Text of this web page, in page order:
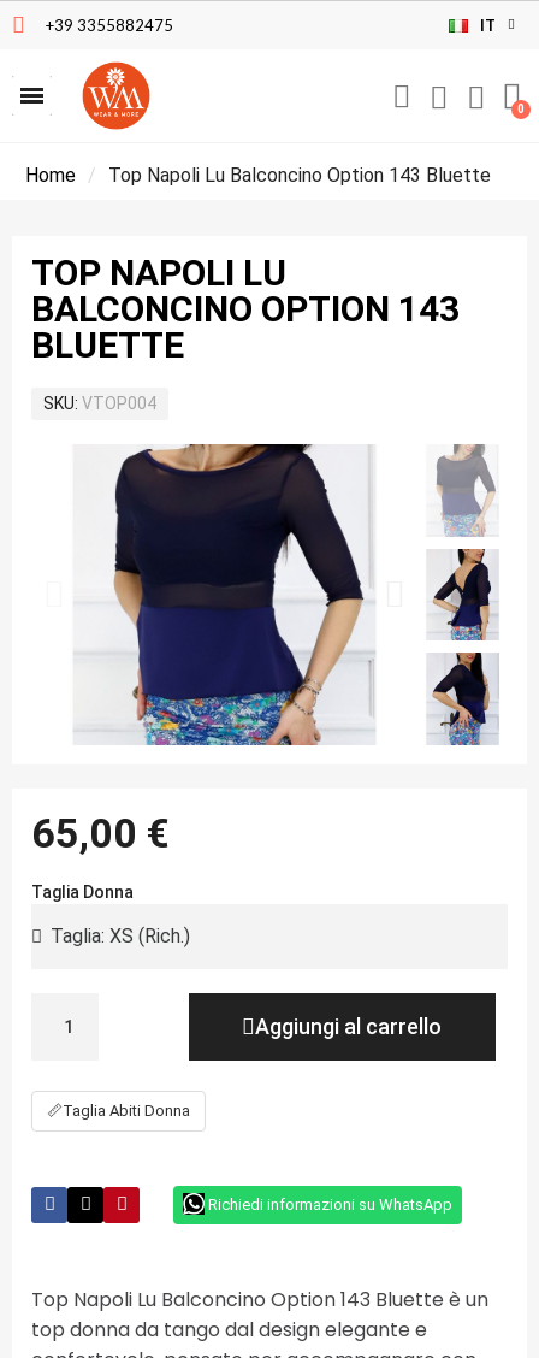
+39 3355882475 IT
Home Top Napoli Lu Balconcino Option 143 Bluette
TOP NAPOLI LU
BALCONCINO OPTION 143
BLUETTE
SKU VTOP004
65,00 €
Taglia Donna
Aggiungi al carrello
📏Taglia Abiti Donna
Richiedi informazioni su WhatsApp
Top Napoli Lu Balconcino Option 143 Bluette è un
top donna da tango dal design elegante e